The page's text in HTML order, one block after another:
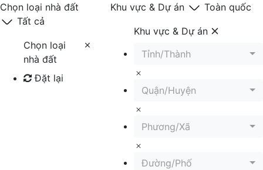
Chọn loại nhà đất
Tất cả
Chọn loại
nhà đất
Đặt lại
Khu vực & Dự án Toàn quốc
Khu vực & Dự án
Tỉnh/Thành
Quận/Huyện
Phương/Xã
Đường/Phố